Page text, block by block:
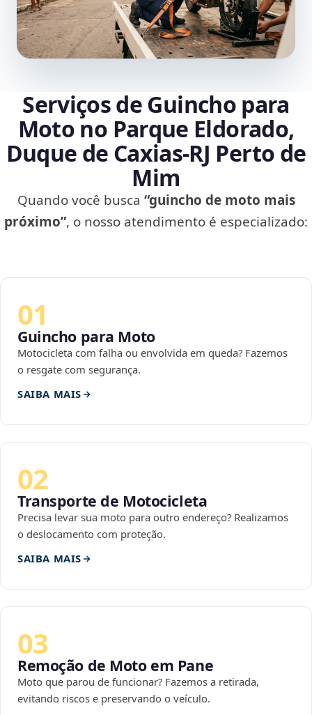
Serviços de Guincho para
Moto no Parque Eldorado,
Duque de Caxias‑RJ Perto de
Mim
Quando você busca “guincho de moto mais
próximo”, o nosso atendimento é especializado:
01
Guincho para Moto
Motocicleta com falha ou envolvida em queda? Fazemos
o resgate com segurança.
SAIBA MAIS
02
Transporte de Motocicleta
Precisa levar sua moto para outro endereço? Realizamos
o deslocamento com proteção.
SAIBA MAIS
03
Remoção de Moto em Pane
Moto que parou de funcionar? Fazemos a retirada,
evitando riscos e preservando o veículo.